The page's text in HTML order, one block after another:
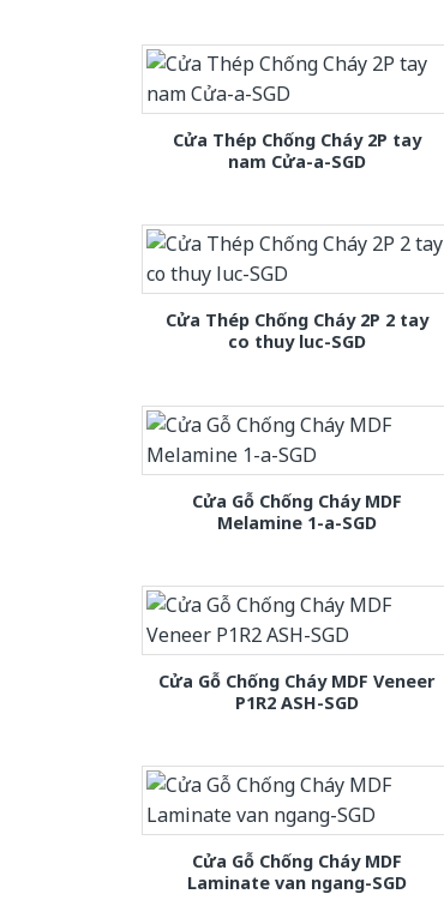
Cửa Thép Chống Cháy 2P tay
nam Cửa-a-SGD
Cửa Thép Chống Cháy 2P 2 tay
co thuy luc-SGD
Cửa Gỗ Chống Cháy MDF
Melamine 1-a-SGD
Cửa Gỗ Chống Cháy MDF Veneer
P1R2 ASH-SGD
Cửa Gỗ Chống Cháy MDF
Laminate van ngang-SGD